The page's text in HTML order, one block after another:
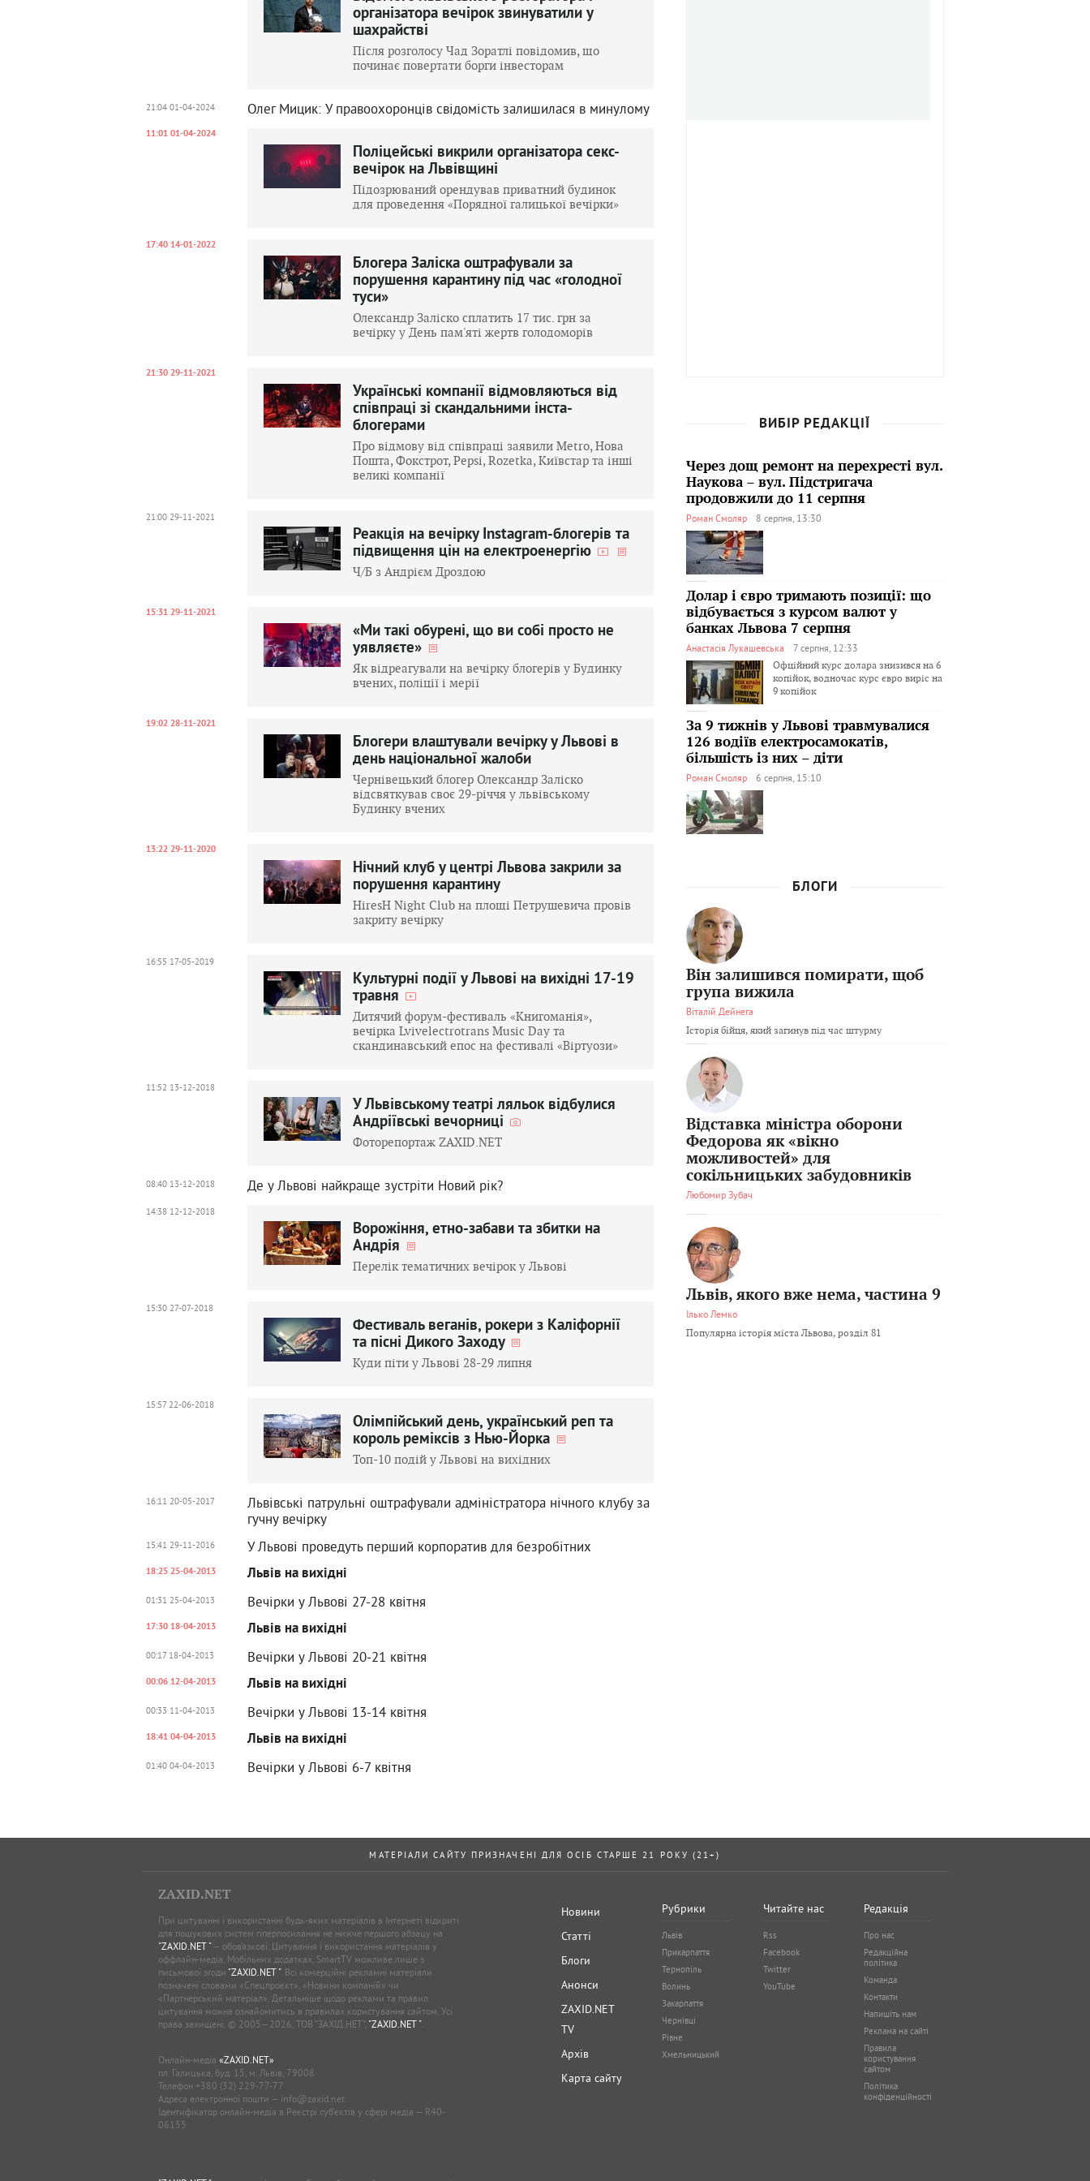
організатора вечірок звинуватили у
шахрайстві
Після розголосу Чад Зоратлі повідомив, що
починає повертати борги інвесторам
21:04 01-04-2024 Олег Мицик: У правоохоронців свідомість залишилася в минулому
11:01 01-04-2024
Поліцейські викрили організатора секс-
вечірок на Львівщині
Підозрюваний орендував приватний будинок
для проведення «Порядної галицької вечірки»
17:40 14-01-2022
Блогера Заліска оштрафували за
порушення карантину під час «голодної
туси»
Олександр Заліско сплатить 17 тис. грн за
вечірку у День пам'яті жертв голодоморів
21:30 29-11-2021
Українські компанії відмовляються від
співпраці зі скандальними інста-
блогерами
Про відмову від співпраці заявили Metro, Нова
Пошта, Фокстрот, Pepsі, Rozetka, Київстар та інші
великі компанії
21:00 29-11-2021
Реакція на вечірку Instagram-блогерів та
підвищення цін на електроенергію
Ч/Б з Андрієм Дроздою
15:31 29-11-2021
«Ми такі обурені, що ви собі просто не
уявляєте»
Як відреагували на вечірку блогерів у Будинку
вчених, поліції і мерії
19:02 28-11-2021
Блогери влаштували вечірку у Львові в
день національної жалоби
Чернівецький блогер Олександр Заліско
відсвяткував своє 29-річчя у львівському
Будинку вчених
13:22 29-11-2020
Нічний клуб у центрі Львова закрили за
порушення карантину
HiresH Night Club на площі Петрушевича провів
закриту вечірку
16:55 17-05-2019
Культурні події у Львові на вихідні 17-19
травня
Дитячий форум-фестиваль «Книгоманія»,
вечірка Lvivelectrotrans Music Day та
скандинавський епос на фестивалі «Віртуози»
11:52 13-12-2018
У Львівському театрі ляльок відбулися
Андріївські вечорниці
Фоторепортаж ZAXID.NET
08:40 13-12-2018 Де у Львові найкраще зустріти Новий рік?
14:38 12-12-2018
Ворожіння, етно-забави та збитки на
Андрія
Перелік тематичних вечірок у Львові
15:30 27-07-2018
Фестиваль веганів, рокери з Каліфорнії
та пісні Дикого Заходу
Куди піти у Львові 28-29 липня
15:57 22-06-2018
Олімпійський день, український реп та
король реміксів з Нью-Йорка
Топ-10 подій у Львові на вихідних
16:11 20-05-2017
Львівські патрульні оштрафували адміністратора нічного клубу за
гучну вечірку
15:41 29-11-2016 У Львові проведуть перший корпоратив для безробітних
18:25 25-04-2013 Львів на вихідні
01:31 25-04-2013 Вечірки у Львові 27-28 квітня
17:30 18-04-2013 Львів на вихідні
00:17 18-04-2013 Вечірки у Львові 20-21 квітня
00:06 12-04-2013 Львів на вихідні
00:33 11-04-2013 Вечірки у Львові 13-14 квітня
18:41 04-04-2013 Львів на вихідні
01:40 04-04-2013 Вечірки у Львові 6-7 квітня
ВИБІР РЕДАКЦІЇ
Через дощ ремонт на перехресті вул.
Наукова – вул. Підстригача
продовжили до 11 серпня
Роман Смоляр 8 серпня, 13:30
Долар і євро тримають позиції: що
відбувається з курсом валют у
банках Львова 7 серпня
Анастасія Лукашевська
7 серпня, 12:33
Офційний курс долара знизився на 6
копійок, водночас курс євро виріс на
9 копійок
За 9 тижнів у Львові травмувалися
126 водіїв електросамокатів,
більшість із них – діти
Роман Смоляр 6 серпня, 15:10
БЛОГИ
Він залишився помирати, щоб
група вижила
Віталій Дейнега
Історія бійця, який загинув під час штурму
Відставка міністра оборони
Федорова як «вікно
можливостей» для
сокільницьких забудовників
Любомир Зубач
Львів, якого вже нема, частина 9
Ілько Лемко
Популярна історія міста Львова, розділ 81
МАТЕРІАЛИ САЙТУ ПРИЗНАЧЕНІ ДЛЯ ОСІБ СТАРШЕ 21 РОКУ (21+)
ZAXID.NET
При цитуванні і використанні будь-яких матеріалів в Інтернеті відкриті
для пошукових систем гіперпосилання не нижче першого абзацу на
"ZAXID.NET "— обов’язкові. Цитування і використання матеріалів у
оффлайн-медіа, Мобільних додатках, SmartTV можливе лише з
письмової згоди "ZAXID.NET ". Всі комерційні рекламні матеріали
позначені словами «Спецпроєкт», «Новини компаній» чи
«Партнерський матеріал». Детальніше щодо реклами та правил
цитування можна ознайомитись в правилах користування сайтом. Усі
права захищені. © 2005—2026, ТОВ “ЗАХІД.НЕТ”, "ZAXID.NET ".
Онлайн-медіа «ZAXID.NET»
пл. Галицька, буд. 15, м. Львів, 79008
Телефон +380 (32) 229-77-77
Адреса електронної пошти — info@zaxid.net
Ідентифікатор онлайн-медіа в Реєстрі суб'єктів у сфері медіа — R40-
06155
Новини
Статті
Блоги
Анонси
ZAXID.NET
TV
Архів
Карта сайту
Рубрики
Львів
Прикарпаття
Тернопіль
Волинь
Закарпаття
Чернівці
Рівне
Хмельницький
Читайте нас
Rss
Facebook
Twitter
YouTube
Редакція
Про нас
Редакційна
політика
Команда
Контакти
Напишіть нам
Реклама на сайті
Правила
користування
сайтом
Політика
конфіденційності